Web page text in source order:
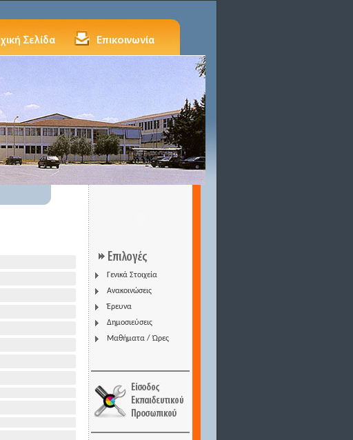
Γενικά Στοιχεία
Ανακοινώσεις
Έρευνα
Δημοσιεύσεις
Μαθήματα / Ώρες